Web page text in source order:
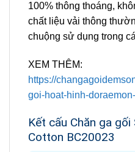
100% thông thoáng,
chất liệu vải thông
chuộng sử dụng trong
XEM THÊM:
https://
goi-hoat-hinh-
Kết cấu Chăn ga
Cotton BC20023